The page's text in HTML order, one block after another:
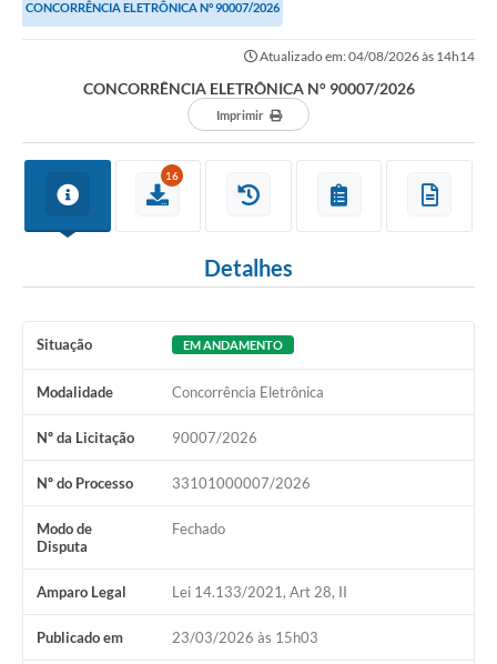
CONCORRÊNCIA ELETRÔNICA N° 90007/2026
Atualizado em: 04/08/2026 às 14h14
CONCORRÊNCIA ELETRÔNICA N° 90007/2026
Imprimir
16
Detalhes
Situação EM ANDAMENTO
Modalidade Concorrência Eletrônica
Nº da Licitação 90007/2026
Nº do Processo 33101000007/2026
Modo de
Disputa
Fechado
Amparo Legal Lei 14.133/2021, Art 28, II
Publicado em 23/03/2026 às 15h03